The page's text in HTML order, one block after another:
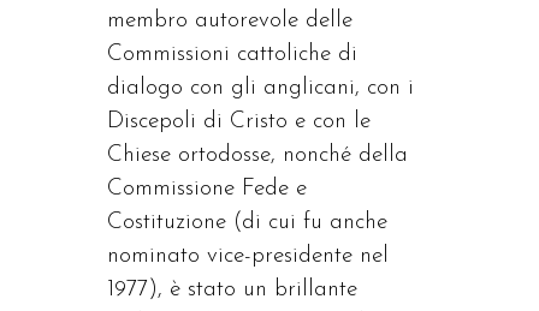
membro autorevole delle
Commissioni cattoliche di
dialogo con gli anglicani, con i
Discepoli di Cristo e con le
Chiese ortodosse, nonché della
Commissione Fede e
Costituzione (di cui fu anche
nominato vice-presidente nel
1977), è stato un brillante